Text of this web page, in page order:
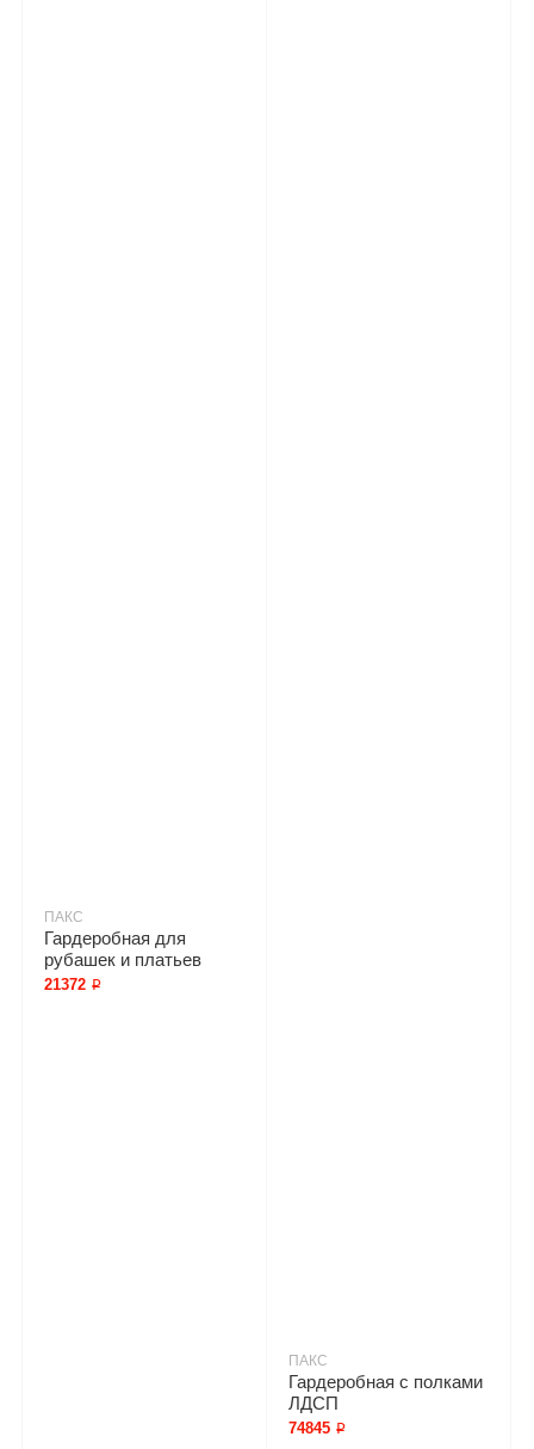
ПАКС
Гардеробная для
рубашек и платьев
21372 ₽
ПАКС
Гардеробная с полками
ЛДСП
74845 ₽